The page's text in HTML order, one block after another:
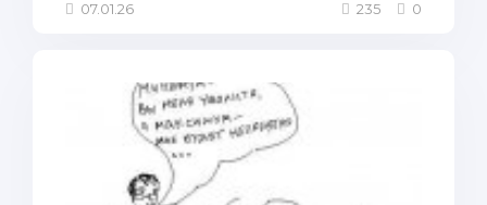
07.01.26 235 0